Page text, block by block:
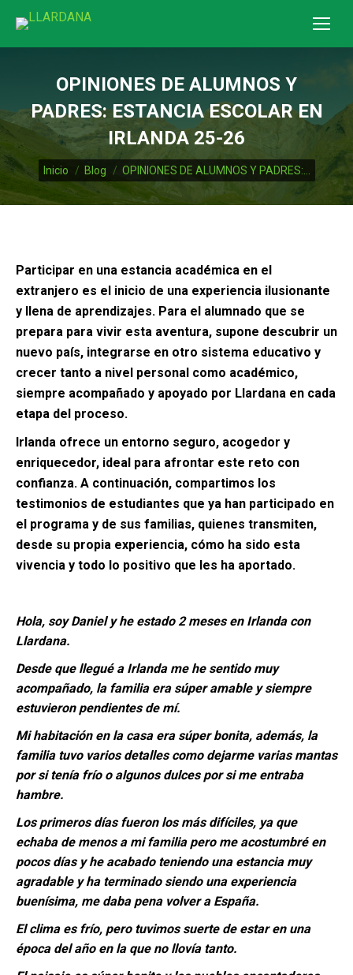
OPINIONES DE ALUMNOS Y
PADRES: ESTANCIA ESCOLAR EN
IRLANDA 25-26
Estás aquí:
Inicio Blog OPINIONES DE ALUMNOS Y PADRES:…
Participar en una estancia académica en el
extranjero es el inicio de una experiencia ilusionante
y llena de aprendizajes. Para el alumnado que se
prepara para vivir esta aventura, supone descubrir un
nuevo país, integrarse en otro sistema educativo y
crecer tanto a nivel personal como académico,
siempre acompañado y apoyado por Llardana en cada
etapa del proceso.
Irlanda ofrece un entorno seguro, acogedor y
enriquecedor, ideal para afrontar este reto con
confianza. A continuación, compartimos los
testimonios de estudiantes que ya han participado en
el programa y de sus familias, quienes transmiten,
desde su propia experiencia, cómo ha sido esta
vivencia y todo lo positivo que les ha aportado.
Hola, soy Daniel y he estado 2 meses en Irlanda con
Llardana.
Desde que llegué a Irlanda me he sentido muy
acompañado, la familia era súper amable y siempre
estuvieron pendientes de mí.
Mi habitación en la casa era súper bonita, además, la
familia tuvo varios detalles como dejarme varias mantas
por si tenía frío o algunos dulces por si me entraba
hambre.
Los primeros días fueron los más difíciles, ya que
echaba de menos a mi familia pero me acostumbré en
pocos días y he acabado teniendo una estancia muy
agradable y ha terminado siendo una experiencia
buenísima, me daba pena volver a España.
El clima es frío, pero tuvimos suerte de estar en una
época del año en la que no llovía tanto.